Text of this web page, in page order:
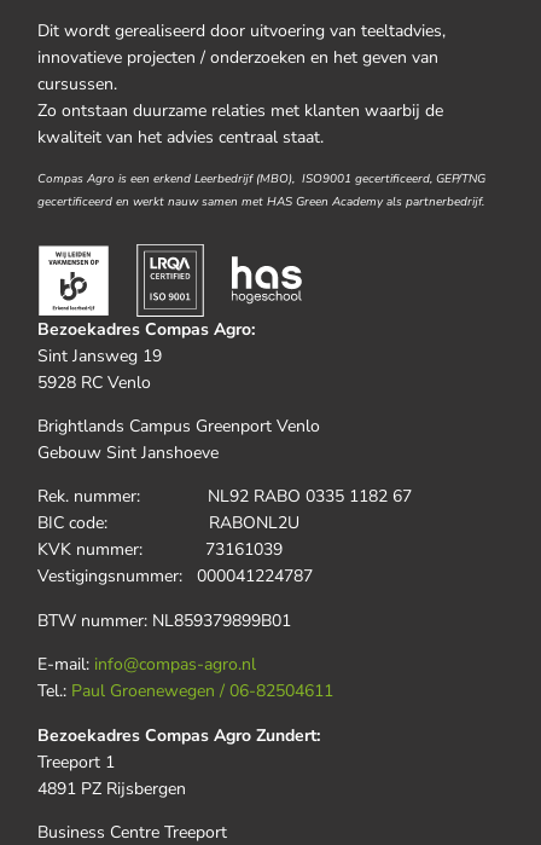
Dit wordt gerealiseerd door uitvoering van teeltadvies,
innovatieve projecten / onderzoeken en het geven van
cursussen.
Zo ontstaan duurzame relaties met klanten waarbij de
kwaliteit van het advies centraal staat.
Compas Agro is een erkend Leerbedrijf (MBO), ISO9001 gecertificeerd, GEP/TNG
gecertificeerd en werkt nauw samen met HAS Green Academy als partnerbedrijf.
Bezoekadres Compas Agro:
Sint Jansweg 19
5928 RC Venlo
Brightlands Campus Greenport Venlo
Gebouw Sint Janshoeve
Rek. nummer: NL92 RABO 0335 1182 67
BIC code: RABONL2U
KVK nummer: 73161039
Vestigingsnummer: 000041224787
BTW nummer: NL859379899B01
E-mail: info@compas-agro.nl
Tel.: Paul Groenewegen / 06-82504611
Bezoekadres Compas Agro Zundert:
Treeport 1
4891 PZ Rijsbergen
Business Centre Treeport